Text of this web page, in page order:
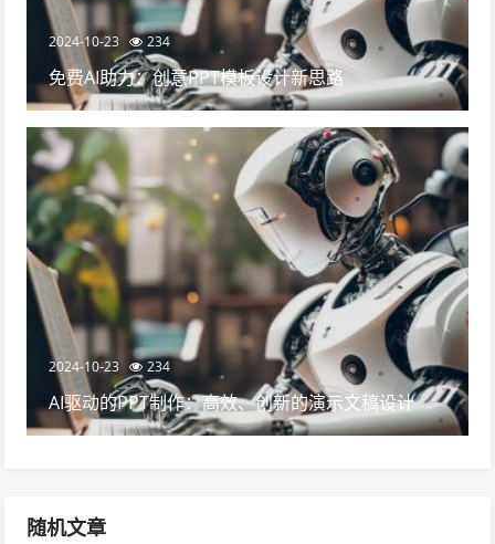
2024-10-23 234
免费AI助力：创意PPT模板设计新思路
2024-10-23 234
AI驱动的PPT制作：高效、创新的演示文稿设计
随机文章